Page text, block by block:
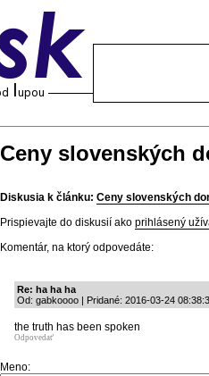
Ceny slovenských
Diskusia k článku: Ceny slovenských
Prispievajte do diskusií ako prihlásený
Komentár, na ktorý odpovedáte:
Re: ha ha ha
Od: gabkoooo | Pridané: 2016-03-24
the truth has been spoken
Odpovedať
Meno: